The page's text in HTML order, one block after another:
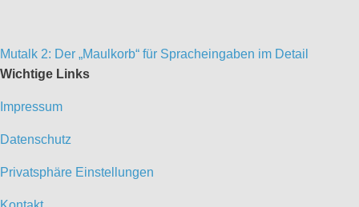
Mutalk 2: Der „Maulkorb“ für Spracheingaben im Detail
Wichtige Links
Impressum
Datenschutz
Privatsphäre Einstellungen